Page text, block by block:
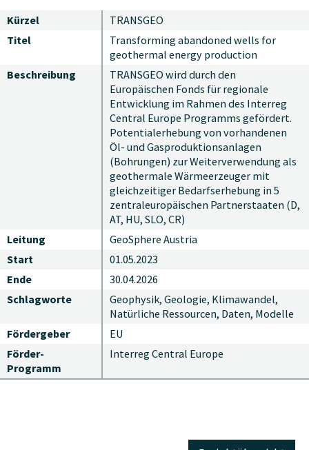
Kürzel
TRANSGEO
Titel
Transforming abandoned wells for
geothermal energy production
Beschreibung
TRANSGEO wird durch den
Europäischen Fonds für regionale
Entwicklung im Rahmen des Interreg
Central Europe Programms gefördert.
Potentialerhebung von vorhandenen
Öl- und Gasproduktionsanlagen
(Bohrungen) zur Weiterverwendung als
geothermale Wärmeerzeuger mit
gleichzeitiger Bedarfserhebung in 5
zentraleuropäischen Partnerstaaten (D,
AT, HU, SLO, CR)
Leitung
GeoSphere Austria
Start
01.05.2023
Ende
30.04.2026
Schlagworte
Geophysik, Geologie, Klimawandel,
Natürliche Ressourcen, Daten, Modelle
Fördergeber
EU
Förder-
Programm
Interreg Central Europe